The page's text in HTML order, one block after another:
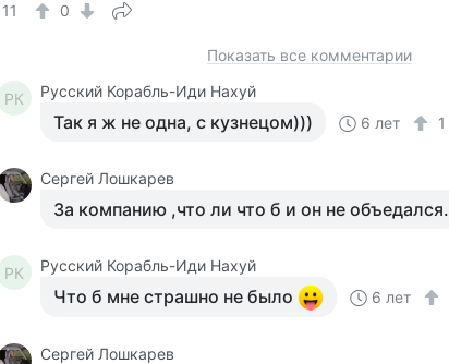
11 0
Показать все комментарии
РК Русский Корабль-Иди Нахуй
Так я ж не одна, с кузнецом))) 6 лет 1
Сергей Лошкарев
За компанию ,что ли что б и он не объедался.
РК Русский Корабль-Иди Нахуй
Что б мне страшно не было 6 лет
Сергей Лошкарев